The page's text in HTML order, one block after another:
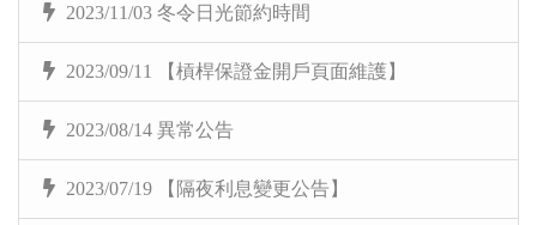
2023/11/03 冬令日光節約時間
2023/09/11 【槓桿保證金開戶頁面維護】
2023/08/14 異常公告
2023/07/19 【隔夜利息變更公告】